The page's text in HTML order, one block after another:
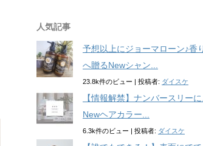
人気記事
予想以上にジョーマローン♪香
へ贈るNewシャン...
23.8k件のビュー | 投稿者: ダイスケ
【情報解禁】ナンバースリー
Newヘアカラー...
6.3k件のビュー | 投稿者: ダイスケ